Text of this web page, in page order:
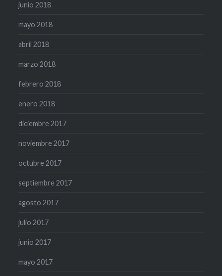
junio 2018
mayo 2018
abril 2018
marzo 2018
febrero 2018
enero 2018
diciembre 2017
noviembre 2017
octubre 2017
septiembre 2017
agosto 2017
julio 2017
junio 2017
mayo 2017